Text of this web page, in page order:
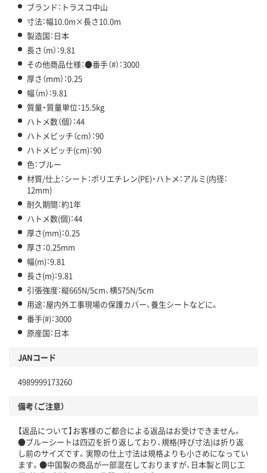
ブランド：トラスコ中山
寸法：幅10.0m×長さ10.0m
製造国：日本
長さ（m）：9.81
その他商品仕様：●番手（#）：3000
厚さ（mm）：0.25
幅（m）：9.81
質量・質量単位：15.5kg
ハトメ数（個）：44
ハトメピッチ（cm）：90
ハトメピッチ(cm)：90
色：ブルー
材質/仕上：シート：ポリエチレン(PE)・ハトメ：アルミ(内径：
12mm)
耐久期間：約1年
ハトメ数(個)：44
厚さ(mm)：0.25
厚さ：0.25mm
幅(m)：9.81
長さ(m)：9.81
引張強度：縦665N/5cm、横575N/5cm
用途：屋内外工事現場の保護カバー、養生シートなどに。
番手(#)：3000
原産国：日本
JANコード
4989999173260
備考（ご注意）
【返品について】お客様のご都合による返品はお受けできません。
●ブルーシートは四辺を折り返しており、規格(呼び寸法)は折り返
し前のサイズです。実際の仕上寸法は規格よりも小さめになってい
ます。●中国製の商品が一部混在しておりますが、日本製と同じ工